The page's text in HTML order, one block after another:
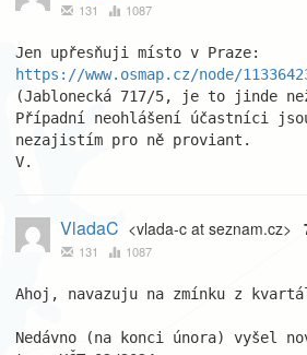
131 1087
https://www.osmap.cz/node/
(Jablonecká 717/5, je to jinde
Případní neohlášení účastníci
nezajistím pro ně proviant.
V.
VladaC <vlada-c at seznam.cz>
131 1087
Ahoj, navazuju na zmínku z
Nedávno (na konci února) vyšel